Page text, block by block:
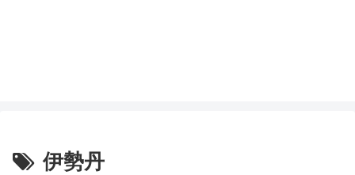
伊勢丹